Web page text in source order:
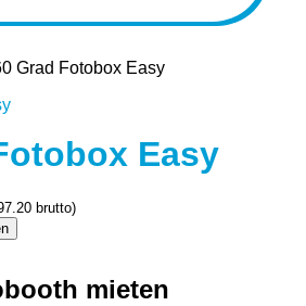
Grad Fotobox Easy
Easy
brutto)
mieten